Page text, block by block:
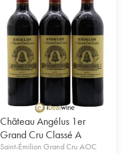
Château Angélus 1er
Grand Cru Classé A
Saint-Émilion Grand Cru AOC